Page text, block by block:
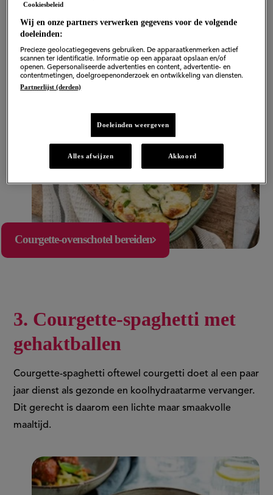
Een supersmeuïg comfort food recept met courgette
in de hoofdrol. Dit gerecht is makkelijk voor te
bereiden. Dat is superfijn als je 's avonds een volle
planning hebt.
Courgette-ovenschotel bereiden
3. Courgette-spaghetti met
gehaktballen
Courgette-spaghetti oftewel courgetti doet al een paar
jaar dienst als gezonde en koolhydraatarme vervanger.
Dit gerecht is daarom een lichte maar smaakvolle
maaltijd.
Cookiesbeleid
Wij en onze partners verwerken gegevens voor de volgende
doeleinden:
Precieze geolocatiegegevens gebruiken. De apparaatkenmerken actief
scannen ter identificatie. Informatie op een apparaat opslaan en/of
openen. Gepersonaliseerde advertenties en content, advertentie- en
contentmetingen, doelgroepenonderzoek en ontwikkeling van diensten.
Partnerlijst (derden)
Doeleinden weergeven
Alles afwijzen Akkoord